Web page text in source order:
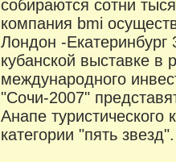
собираются сотни
компания bmi
Лондон -
кубанской выставке в
международного
"Сочи-2007"
Анапе
категории "пять звезд".